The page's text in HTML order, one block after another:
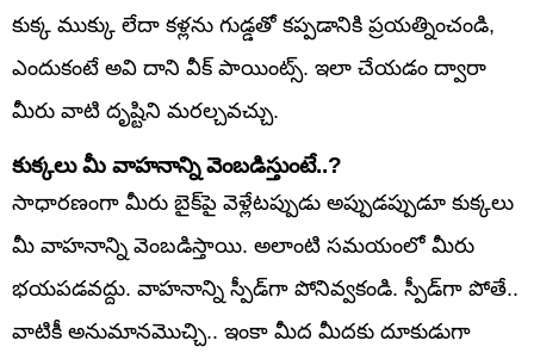
కుక్క ముక్కు లేదా కళ్లను గుడ్డతో కప్పడానికి ప్రయత్నించండి,
ఎందుకంటే అవి దాని వీక్ పాయింట్స్. ఇలా చేయడం ద్వారా
మీరు వాటి దృష్టిని మరల్చవచ్చు.
కుక్కలు మీ వాహనాన్ని వెంబడిస్తుంటే..?
సాధారణంగా మీరు బైక్‌పై వెళ్లేటప్పుడు అప్పుడప్పుడూ కుక్కలు
మీ వాహనాన్ని వెంబడిస్తాయి. అలాంటి సమయంలో మీరు
భయపడవద్దు. వాహనాన్ని స్పీడ్‌గా పోనివ్వకండి. స్పీడ్‌గా పోతే..
వాటికీ అనుమానమొచ్చి.. ఇంకా మీద మీదకు దూకుడుగా